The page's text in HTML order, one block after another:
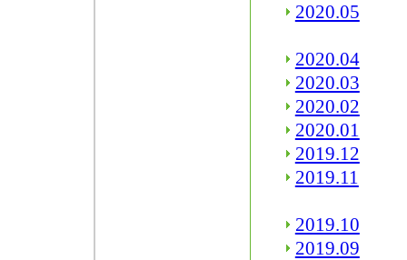
2020.05
2020.04
2020.03
2020.02
2020.01
2019.12
2019.11
2019.10
2019.09